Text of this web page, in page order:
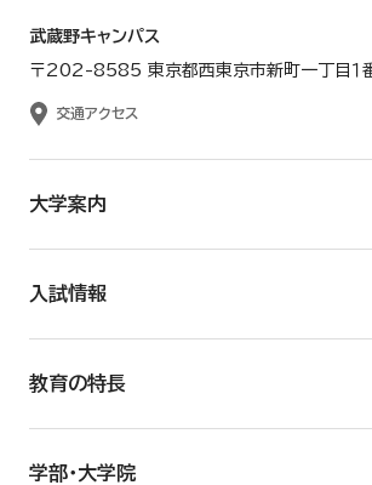
武蔵野キャンパス
〒202-8585 東京都西東京市新町一丁目１
交通アクセス
大学案内
入試情報
教育の特長
学部・大学院